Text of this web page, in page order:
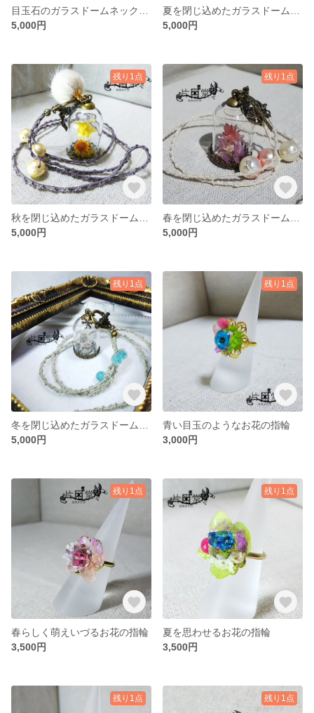
5,000円
5,000円
残り1点
5,000円
残り1点
5,000円
残り1点
5,000円
残り1点
青い目玉のようなお花の指輪
3,000円
残り1点
春らしく萌えいづるお花の指輪
3,500円
残り1点
夏を思わせるお花の指輪
3,500円
残り1点 残り1点